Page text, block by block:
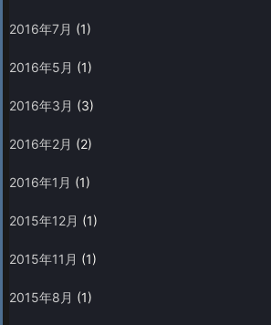
2016年7月 (1)
2016年5月 (1)
2016年3月 (3)
2016年2月 (2)
2016年1月 (1)
2015年12月 (1)
2015年11月 (1)
2015年8月 (1)